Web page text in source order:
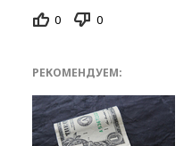
0 0
РЕКОМЕНДУЕМ: